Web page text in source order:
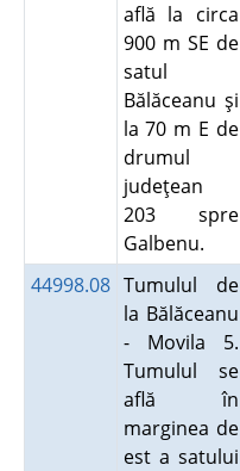
află la circa
900 m SE de
satul
Bălăceanu şi
la 70 m E de
drumul
judeţean
203 spre
Galbenu.
44998.08 Tumulul de
la Bălăceanu
- Movila 5.
Tumulul se
află în
marginea de
est a satului